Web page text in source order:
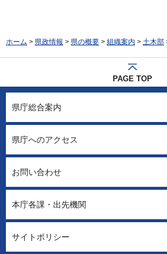
ホーム > 県政情報 > 県の概要 > 組織案内 > 土木部
PAGE TOP
県庁総合案内
県庁へのアクセス
お問い合わせ
本庁各課・出先機関
サイトポリシー